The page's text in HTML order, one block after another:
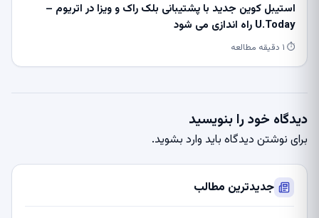
استیبل کوین جدید با پشتیبانی بلک راک و ویزا در اتریوم –
U.Today راه اندازی می شود
⏱ ۱ دقیقه مطالعه
دیدگاه خود را بنویسید
برای نوشتن دیدگاه باید وارد بشوید.
جدیدترین مطالب